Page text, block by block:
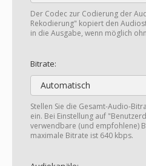
Der Codec zur Codierung der
Rekodierung" kopiert den
in die Ausgabe, wenn möglich
Bitrate:
Automatisch
Stellen Sie die Gesamt-Audio-
ein. Bei Einstellung auf
verwendbare (und empfohlene)
maximale Bitrate ist 640 kbps.